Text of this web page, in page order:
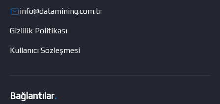
info@datamining.com.tr
Gizlilik Politikası
Kullanıcı Sözleşmesi
Bağlantılar.